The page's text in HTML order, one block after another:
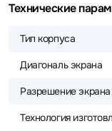
Технические
Тип корпуса
Диагональ экрана
Разрешение экрана
Технология